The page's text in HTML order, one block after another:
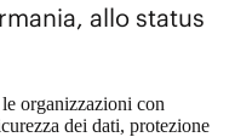
allo status
organizzazioni con
dei dati, protezione